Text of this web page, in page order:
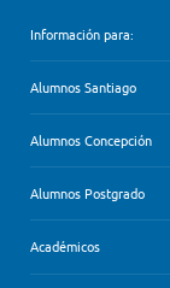
Información para:
Alumnos Santiago
Alumnos Concepción
Alumnos Postgrado
Académicos